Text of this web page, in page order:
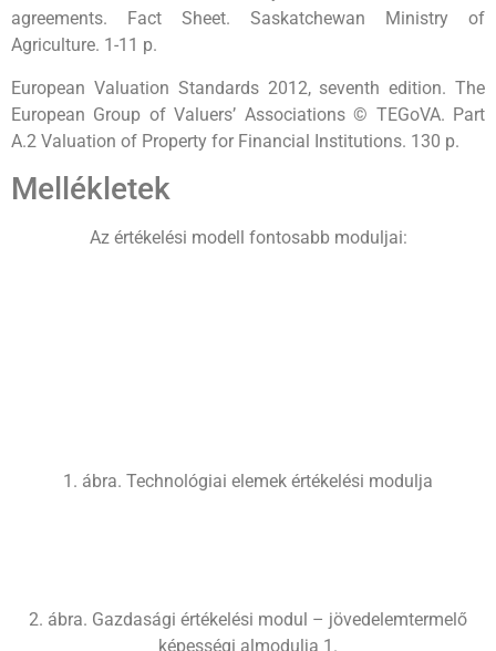
agreements. Fact Sheet. Saskatchewan Ministry of
Agriculture. 1-11 p.
European Valuation Standards 2012, seventh edition. The
European Group of Valuers’ Associations © TEGoVA. Part
A.2 Valuation of Property for Financial Institutions. 130 p.
Mellékletek
Az értékelési modell fontosabb moduljai:
1. ábra. Technológiai elemek értékelési modulja
2. ábra. Gazdasági értékelési modul – jövedelemtermelő
képességi almodulja 1.